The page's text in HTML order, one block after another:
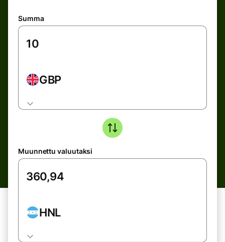
Summa
GBP
Muunnettu valuutaksi
HNL